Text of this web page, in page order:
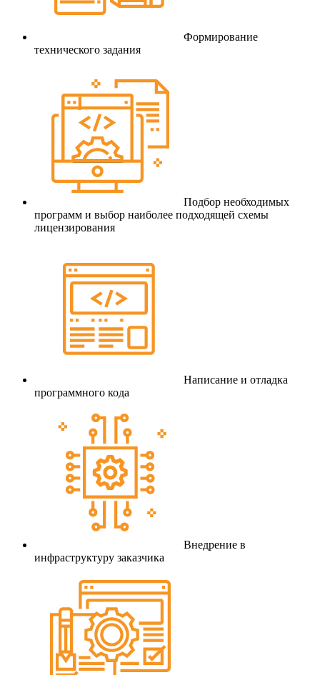
Формирование
технического задания
Подбор необходимых
программ и выбор наиболее подходящей схемы
лицензирования
Написание и отладка
программного кода
Внедрение в
инфраструктуру заказчика